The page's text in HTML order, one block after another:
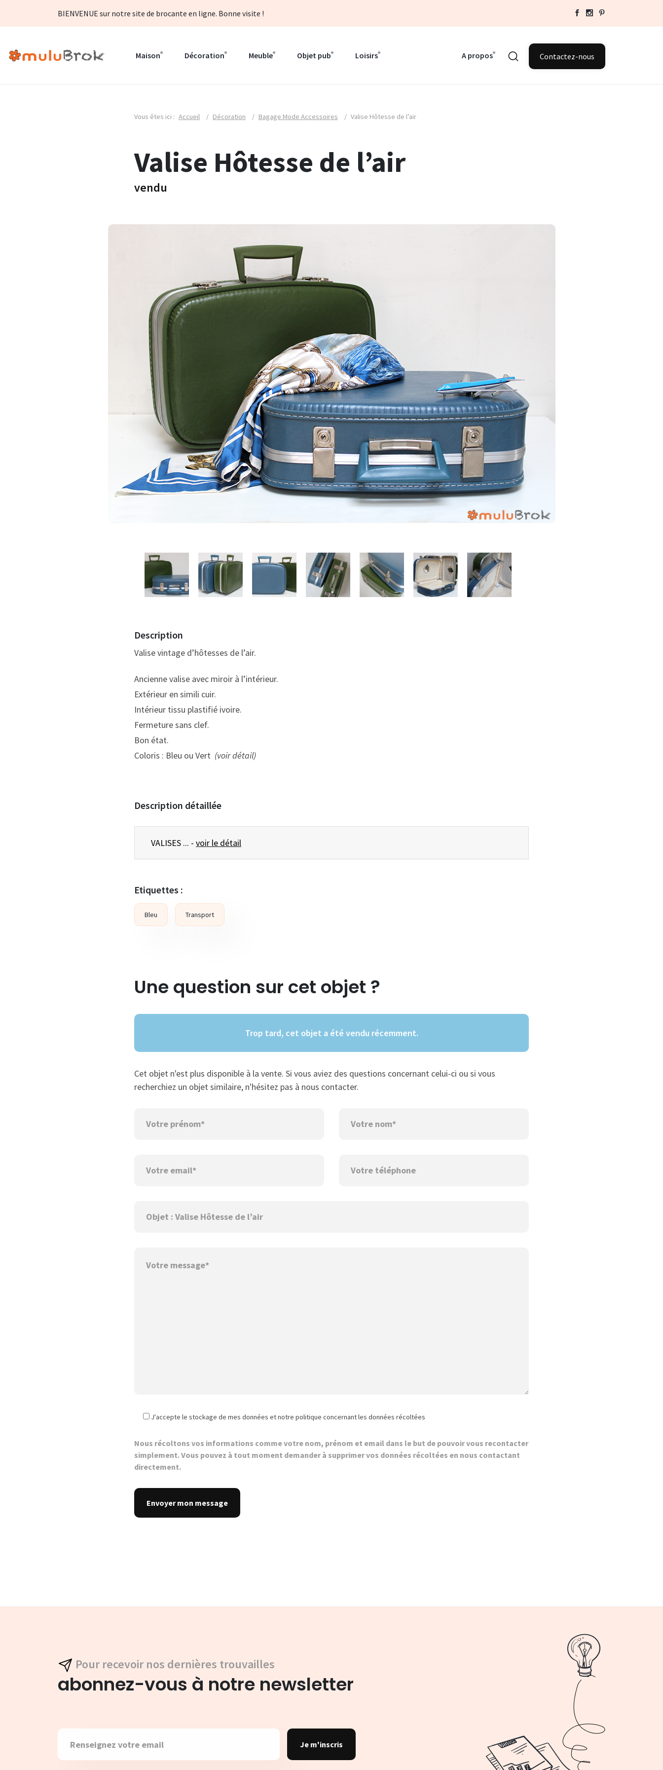
BIENVENUE sur notre site de brocante en ligne. Bonne visite !
Maison Décoration Meuble Objet pub Loisirs A propos Contactez-nous
Vous êtes ici : Accueil / Décoration / Bagage Mode Accessoires / Valise Hôtesse de l’air
Valise Hôtesse de l’air
vendu
Description
Valise vintage d’hôtesses de l’air.
Ancienne valise avec miroir à l’intérieur.
Extérieur en simili cuir.
Intérieur tissu plastifié ivoire.
Fermeture sans clef.
Bon état.
Coloris : Bleu ou Vert (voir détail)
Description détaillée
VALISES ... - voir le détail
Etiquettes :
Bleu Transport
Une question sur cet objet ?
Trop tard, cet objet a été vendu récemment.
Cet objet n'est plus disponible à la vente. Si vous aviez des questions concernant celui-ci ou si vous
recherchiez un objet similaire, n'hésitez pas à nous contacter.
J'accepte le stockage de mes données et notre politique concernant les données récoltées
Nous récoltons vos informations comme votre nom, prénom et email dans le but de pouvoir vous recontacter
simplement. Vous pouvez à tout moment demander à supprimer vos données récoltées en nous contactant
directement.
Pour recevoir nos dernières trouvailles
abonnez-vous à notre newsletter
Je m'inscris